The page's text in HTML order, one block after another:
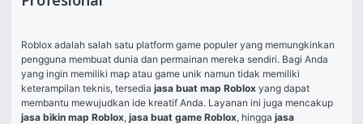
Roblox adalah salah satu platform game populer yang memungkinkan
pengguna membuat dunia dan permainan mereka sendiri. Bagi Anda
yang ingin memiliki map atau game unik namun tidak memiliki
keterampilan teknis, tersedia jasa buat map Roblox yang dapat
jasa bikin map Roblox, jasa buat game Roblox, hingga jasa